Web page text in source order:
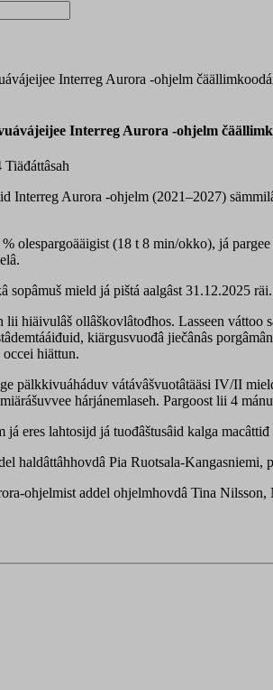
Interreg Aurora -ohjelm
Interreg Aurora -ohjelm
Tiäđáttâsah
Interreg Aurora -ohjelm (2021–2027)
olespargoääigist (18 t 8 min/okko), já
sopâmuš mield já pištá aalgâst 31.12.2025
lii hiäivulâš ollâškovlâtođhos. Lasseen
kiärgusvuođâ jiečânâs
hiättun.
pälkkivuáháduv vátávâšvuotâtääsi IV/II
hárjánemlaseh. Pargoost lii 4
já eres lahtosijd já tuođâštusâid kalga
haldâttâhhovdâ Pia Ruotsala-
ohjelmist addel ohjelmhovdâ Tina